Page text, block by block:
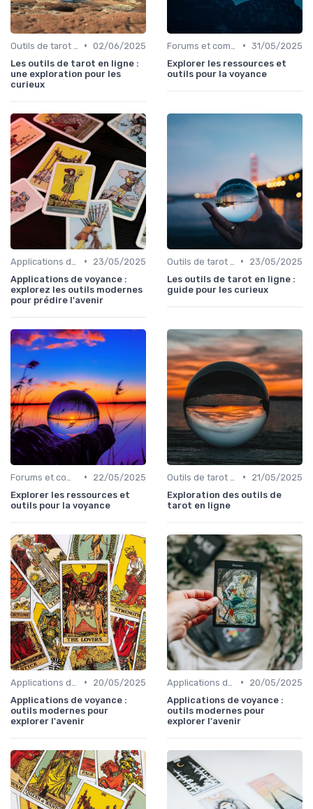
• 02/06/2025
Les outils de tarot en ligne :
une exploration pour les
curieux
• 31/05/2025
Explorer les ressources et
outils pour la voyance
•
23/05/2025
Applications de voyance :
explorez les outils modernes
pour prédire l'avenir
•
23/05/2025
Les outils de tarot en ligne :
guide pour les curieux
•
22/05/2025
Explorer les ressources et
outils pour la voyance
•
21/05/2025
Exploration des outils de
tarot en ligne
•
20/05/2025
Applications de voyance :
outils modernes pour
explorer l'avenir
•
20/05/2025
Applications de voyance :
outils modernes pour
explorer l'avenir